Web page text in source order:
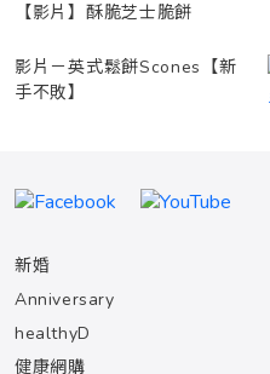
【影片】酥脆芝士脆餅
影片－英式鬆餅Scones【新
手不敗】
新婚
Anniversary
healthyD
健康網購